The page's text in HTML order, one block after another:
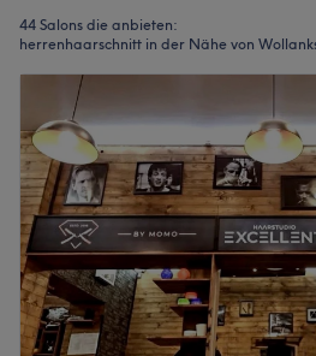
44 Salons die anbieten:
herrenhaarschnitt in der Nähe von